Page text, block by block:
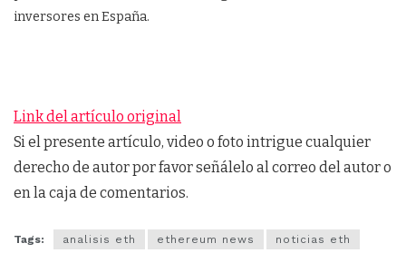
inversores en España.
Link del artículo original
Si el presente artículo, video o foto intrigue cualquier
derecho de autor por favor señálelo al correo del autor o
en la caja de comentarios.
Tags: analisis eth ethereum news noticias eth